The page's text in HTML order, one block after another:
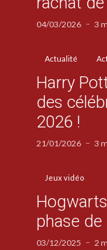
04/03/2026 3
Actualité
Harry
des
2026 !
21/01/2026 3
Jeux vidéo
phase de
03/12/2025 2